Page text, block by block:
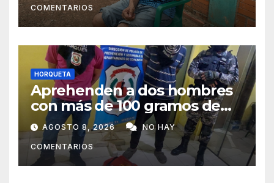
COMENTARIOS
HORQUETA
Aprehenden a dos hombres
con más de 100 gramos de
supuesta marihuana en
Horqueta
AGOSTO 8, 2026 NO HAY
COMENTARIOS